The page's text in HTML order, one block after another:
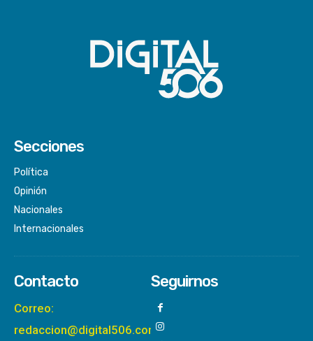
Secciones
Política
Opinión
Nacionales
Internacionales
Contacto
Correo:
redaccion@digital506.com
Seguirnos